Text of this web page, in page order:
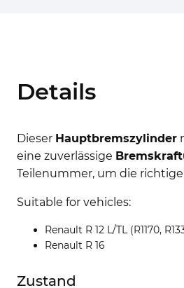
Details
Dieser Hauptbremszylinder
eine zuverlässige
Teilenummer, um die
Suitable for vehicles:
Renault R 12 L/TL (R1170,
Renault R 16
Zustand